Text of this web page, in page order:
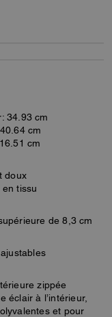
34.93 cm
cm
cm
doux
tissu
de 8,3 cm
zippée
éclair à l’intérieur,
et pour